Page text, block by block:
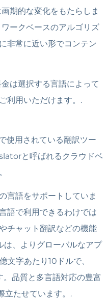
期的な変化をもたらしま
ークベースのアルゴリズ
非常に近い形でコンテン
は選択する言語によって
利用いただけます。.
使用されている翻訳ツー
と呼ばれるクラウドベ
語をサポートしていま
語で利用できるわけでは
チャット翻訳などの機能
、よりグローバルなアプ
文字あたり10ドルで、
品質と多言語対応の豊富
たせています。.